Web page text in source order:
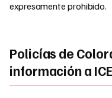
expresamente prohibido.
Policías de
información a